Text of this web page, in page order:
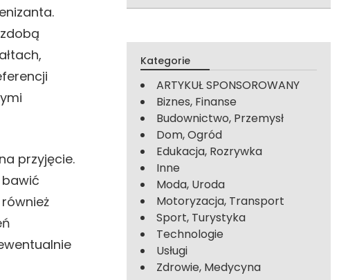
przyjęcie.
Kategorie
ARTYKUŁ SPONSOROWANY
Biznes, Finanse
Budownictwo, Przemysł
Dom, Ogród
Edukacja, Rozrywka
Inne
Moda, Uroda
Motoryzacja, Transport
Sport, Turystyka
Technologie
Usługi
Zdrowie, Medycyna